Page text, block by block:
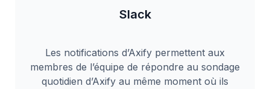
Slack
Les notifications d’Axify permettent aux
membres de l’équipe de répondre au sondage
quotidien d’Axify au même moment où ils